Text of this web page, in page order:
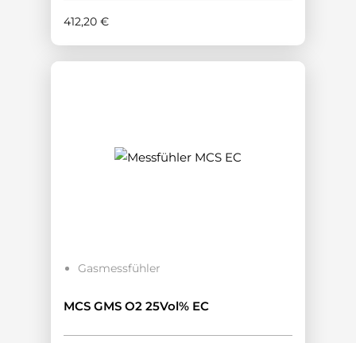
412,20 €
Gasmessfühler
MCS GMS O2 25Vol% EC